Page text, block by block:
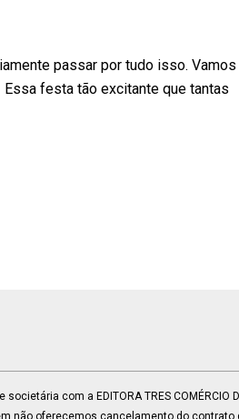
passar por tudo isso. Vamos
festa tão excitante que tantas
com a EDITORA TRES COMÉRCIO
não oferecemos cancelamento do contrato